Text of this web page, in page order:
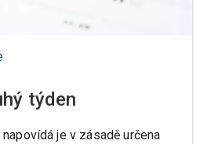
týden
je v zásadě určena